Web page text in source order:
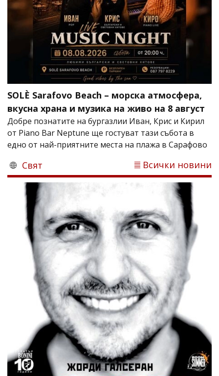
SOLÈ Sarafovo Beach – морска атмосфера,
вкусна храна и музика на живо на 8 август
Добре познатите на бургазлии Иван, Крис и Кирил
от Piano Bar Neptune ще гостуват тази събота в
едно от най-приятните места на плажа в Сарафово
Свят Всички новини